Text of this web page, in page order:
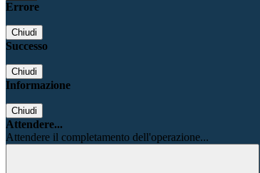
Errore
Chiudi
Successo
Chiudi
Informazione
Chiudi
Attendere...
Attendere il completamento dell'operazione...